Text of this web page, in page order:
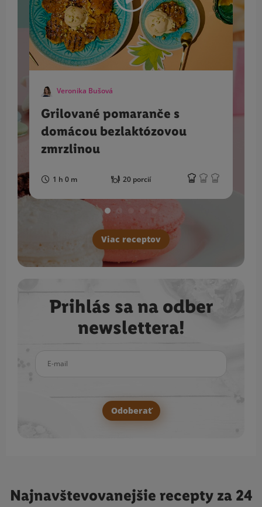
Veronika Bušová
Grilované pomaranče s
domácou bezlaktózovou
zmrzlinou
1 h 0 m 20 porcií
Viac receptov
Prihlás sa na odber
newslettera!
Odoberať
Najnavštevovanejšie recepty za 24